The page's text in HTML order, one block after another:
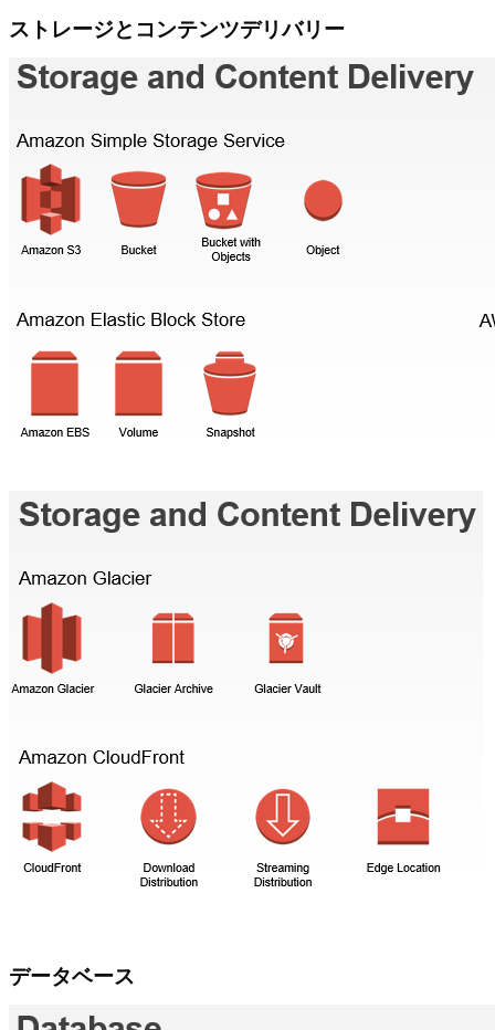
ストレージとコンテンツデリバリー
データベース